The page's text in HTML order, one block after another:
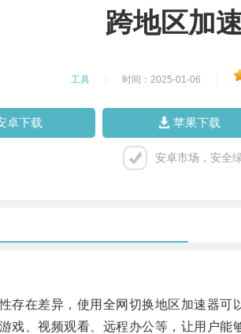
跨地区加
工具 时间：2025-01-06
卓下载 苹果下载
安卓市场，安全
在差异，使用全网切换地区加速器可
、视频观看、远程办公等，让用户能